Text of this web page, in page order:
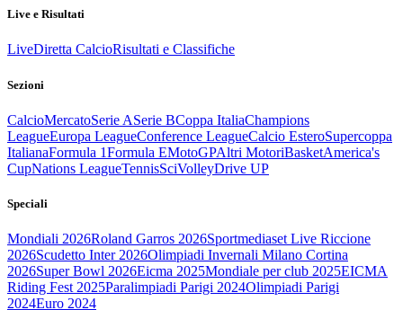
Live e Risultati
LiveDiretta CalcioRisultati e Classifiche
Sezioni
CalcioMercatoSerie ASerie BCoppa ItaliaChampions
LeagueEuropa LeagueConference LeagueCalcio EsteroSupercoppa
ItalianaFormula 1Formula EMotoGPAltri MotoriBasketAmerica's
CupNations LeagueTennisSciVolleyDrive UP
Speciali
Mondiali 2026Roland Garros 2026Sportmediaset Live Riccione
2026Scudetto Inter 2026Olimpiadi Invernali Milano Cortina
2026Super Bowl 2026Eicma 2025Mondiale per club 2025EICMA
Riding Fest 2025Paralimpiadi Parigi 2024Olimpiadi Parigi
2024Euro 2024